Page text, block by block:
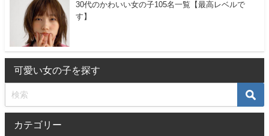
30代のかわいい女の子105名一覧【最高レベルで
す】
可愛い女の子を探す
カテゴリー